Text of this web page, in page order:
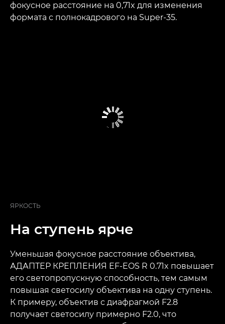
фокусное расстояние на 0,71x для изменения
формата с полнокадрового на Super-35.
ЯРКОСТЬ
На ступень ярче
Уменьшая фокусное расстояние объектива,
АДАПТЕР КРЕПЛЕНИЯ EF-EOS R 0.71x повышает
его светопропускную способность, тем самым
повышая светосилу объектива на одну ступень.
К примеру, объектив с диафрагмой F2.8
получает светосилу примерно F2.0, что